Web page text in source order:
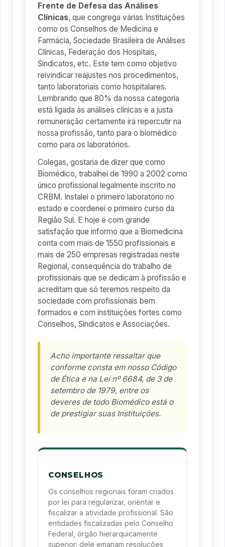
Frente de Defesa das Análises
Clínicas, que congrega várias Instituições
como os Conselhos de Medicina e
Farmácia, Sociedade Brasileira de Análises
Clínicas, Federação dos Hospitais,
Sindicatos, etc. Este tem como objetivo
reivindicar reajustes nos procedimentos,
tanto laboratoriais como hospitalares.
Lembrando que 80% da nossa categoria
está ligada às análises clínicas e a justa
remuneração certamente irá repercutir na
nossa profissão, tanto para o biomédico
como para os laboratórios.
Colegas, gostaria de dizer que como
Biomédico, trabalhei de 1990 a 2002 como
único profissional legalmente inscrito no
CRBM. Instalei o primeiro laboratório no
estado e coordenei o primeiro curso da
Região Sul. E hoje é com grande
satisfação que informo que a Biomedicina
conta com mais de 1550 profissionais e
mais de 250 empresas registradas neste
Regional, consequência do trabalho de
profissionais que se dedicam à profissão e
acreditam que só teremos respeito da
sociedade com profissionais bem
formados e com instituições fortes como
Conselhos, Sindicatos e Associações.
Acho importante ressaltar que
conforme consta em nosso Código
de Ética e na Lei nº 6684, de 3 de
setembro de 1979, entre os
deveres de todo Biomédico está o
de prestigiar suas Instituições.
CONSELHOS
Os conselhos regionais foram criados
por lei para regularizar, orientar e
fiscalizar a atividade profissional. São
entidades fiscalizadas pelo Conselho
Federal, órgão hierarquicamente
superior: dele emanam resoluções